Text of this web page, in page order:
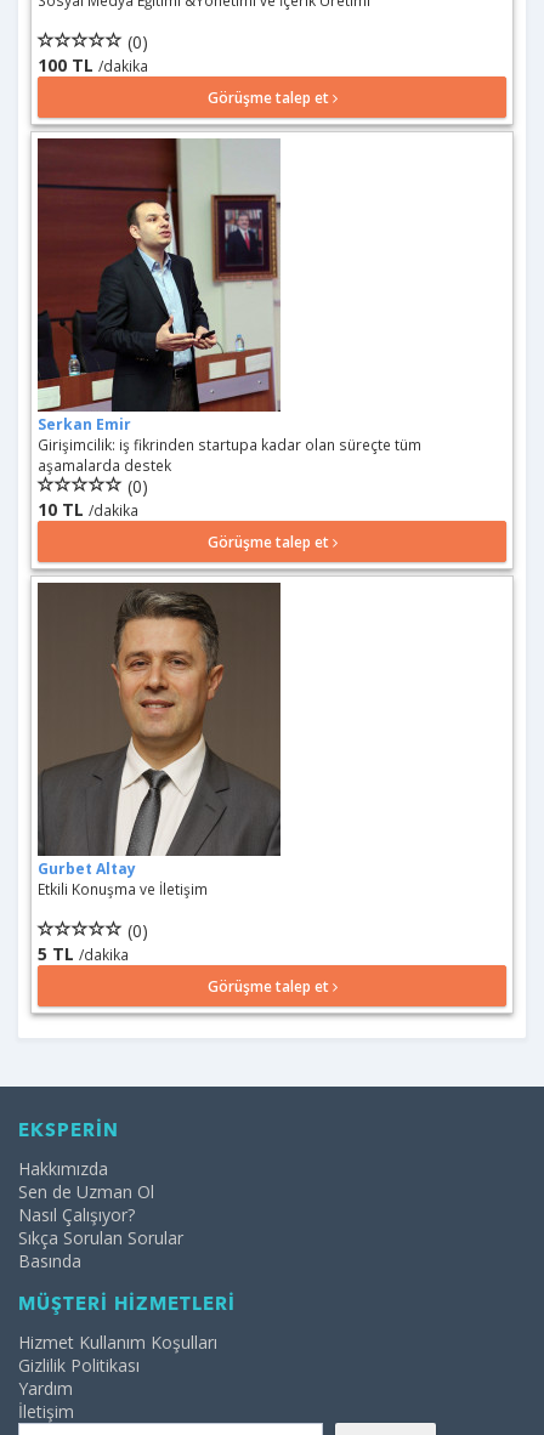
(0)
100 TL /dakika
Görüşme talep et
Serkan Emir
Girişimcilik: iş fikrinden startupa kadar olan süreçte tüm
aşamalarda destek
(0)
10 TL /dakika
Görüşme talep et
Gurbet Altay
Etkili Konuşma ve İletişim
(0)
5 TL /dakika
Görüşme talep et
EKSPERİN
Hakkımızda
Sen de Uzman Ol
Nasıl Çalışıyor?
Sıkça Sorulan Sorular
Basında
MÜŞTERİ HİZMETLERİ
Hizmet Kullanım Koşulları
Gizlilik Politikası
Yardım
İletişim